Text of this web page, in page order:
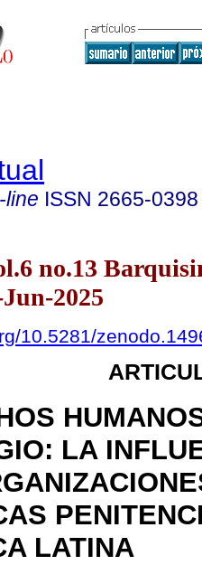
line ISSN 2665-0398
no.13
2025
10.5281/
LA
LATINA